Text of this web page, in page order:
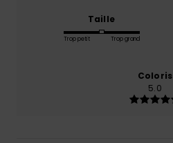
Taille
Trop petit Trop grand
Coloris
5.0